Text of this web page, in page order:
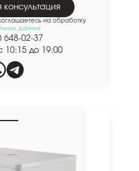
консультация
на обработку
данных
648-02-37
10:15 до 19:00